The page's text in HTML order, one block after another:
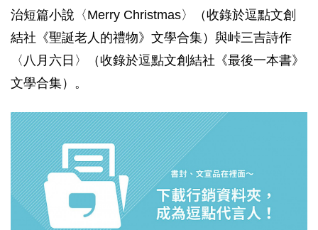
治短篇小說〈Merry Christmas〉（收錄於逗點文創
結社《聖誕老人的禮物》文學合集）與峠三吉詩作
〈八月六日〉（收錄於逗點文創結社《最後一本書》
文學合集）。